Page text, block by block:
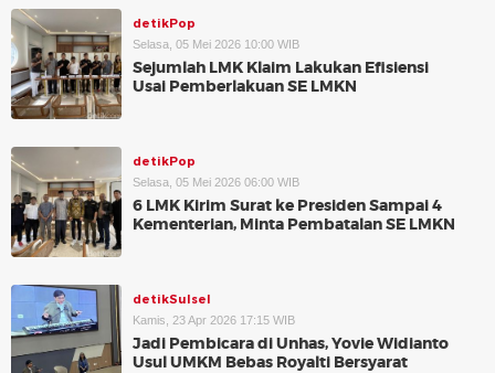
detikPop
Selasa, 05 Mei 2026 10:00 WIB
Sejumlah LMK Klaim Lakukan Efisiensi
Usai Pemberlakuan SE LMKN
detikPop
Selasa, 05 Mei 2026 06:00 WIB
6 LMK Kirim Surat ke Presiden Sampai 4
Kementerian, Minta Pembatalan SE LMKN
detikSulsel
Kamis, 23 Apr 2026 17:15 WIB
Jadi Pembicara di Unhas, Yovie Widianto
Usul UMKM Bebas Royalti Bersyarat